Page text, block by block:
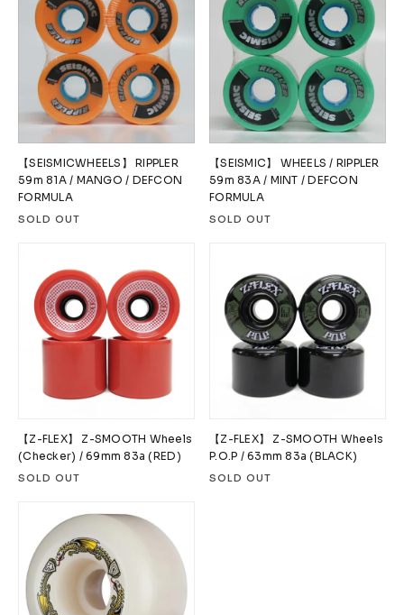
【SEISMICWHEELS】 RIPPLER
59m 81A / MANGO / DEFCON
FORMULA
SOLD OUT
【SEISMIC】 WHEELS / RIPPLER
59m 83A / MINT / DEFCON
FORMULA
SOLD OUT
【Z-FLEX】 Z-SMOOTH Wheels
(Checker) / 69mm 83a (RED)
SOLD OUT
【Z-FLEX】 Z-SMOOTH Wheels
P.O.P / 63mm 83a (BLACK)
SOLD OUT